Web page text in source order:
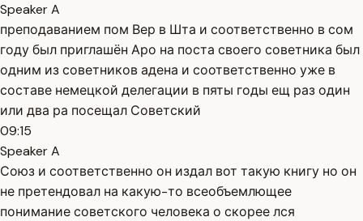
Speaker A
преподаванием пом Вер в Шта и соответственно в сом
году был приглашён Аро на поста своего советника был
одним из советников адена и соответственно уже в
составе немецкой делегации в пяты годы ещ раз один
или два ра посещал Советский
09:15
Speaker A
Союз и соответственно он издал вот такую книгу но он
не претендовал на какую-то всеобъемлющее
понимание советского человека о скорее лся